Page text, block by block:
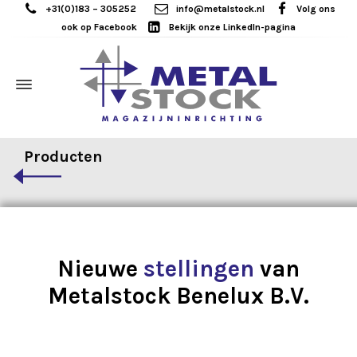
+31(0)183 – 305252 info@metalstock.nl
Volg ons
ook op Facebook
Bekijk onze LinkedIn-pagina
Producten
Nieuwe stellingen van
Metalstock Benelux B.V.